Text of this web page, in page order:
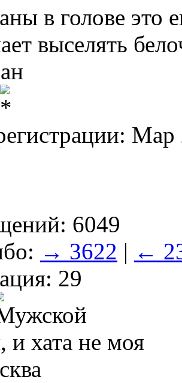
в голове это
выселять
Мар
6049
→ 3622 | ←
29
и хата не моя